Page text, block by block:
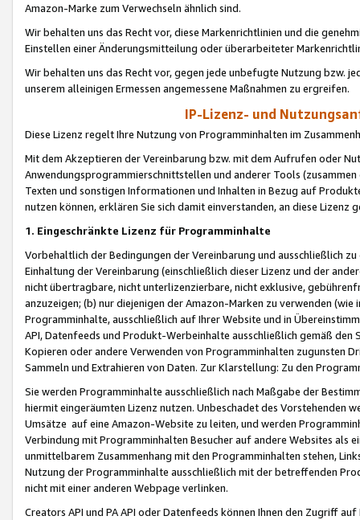
Amazon-Marke zum Verwechseln ähnlich sind.
Wir behalten uns das Recht vor, diese Markenrichtlinien und die
Einstellen einer Änderungsmitteilung oder überarbeiteter
Wir behalten uns das Recht vor, gegen jede unbefugte Nutzung bzw.
unserem alleinigen Ermessen angemessene Maßnahmen zu ergreifen.
IP-Lizenz- und
Diese Lizenz regelt Ihre Nutzung von Programminhalten im
Mit dem Akzeptieren der Vereinbarung bzw. mit dem Aufrufen oder
Anwendungsprogrammierschnittstellen und anderer Tools (zusammen
Texten und sonstigen Informationen und Inhalten in Bezug auf
nutzen können, erklären Sie sich damit einverstanden, an diese Lizenz
1. Eingeschränkte Lizenz für Programminhalte
Vorbehaltlich der Bedingungen der Vereinbarung und ausschließlich
Einhaltung der Vereinbarung (einschließlich dieser Lizenz und der
nicht übertragbare, nicht unterlizenzierbare, nicht exklusive,
anzuzeigen; (b) nur diejenigen der Amazon-Marken zu verwenden
Programminhalte, ausschließlich auf Ihrer Website und in
API, Datenfeeds und Produkt-Werbeinhalte ausschließlich gemäß
Kopieren oder andere Verwenden von Programminhalten zugunsten
Sammeln und Extrahieren von Daten. Zur Klarstellung: Zu den
Sie werden Programminhalte ausschließlich nach Maßgabe der
hiermit eingeräumten Lizenz nutzen. Unbeschadet des Vorstehenden
Umsätze auf eine Amazon-Website zu leiten, und werden
Verbindung mit Programminhalten Besucher auf andere Websites als
unmittelbarem Zusammenhang mit den Programminhalten stehen,
Nutzung der Programminhalte ausschließlich mit der betreffenden
nicht mit einer anderen Webpage verlinken.
Creators API und PA API oder Datenfeeds können Ihnen den Zugriff